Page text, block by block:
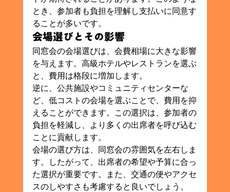
とき、参加者も負担を理解し支払いに同意す
ることが多いです。
会場選びとその影響
同窓会の会場選びは、会費相場に大きな影響
を与えます。高級ホテルやレストランを選ぶ
と、費用は格段に増加します。
逆に、公共施設やコミュニティセンターな
ど、低コストの会場を選ぶことで、費用を抑
えることができます。この選択は、参加者の
負担を軽減し、より多くの出席者を呼び込む
ことに貢献します。
会場の選び方は、同窓会の雰囲気を左右しま
す。したがって、出席者の希望や予算に合っ
た選択が重要です。また、交通の便やアクセ
スのしやすさも考慮すると良いでしょう。